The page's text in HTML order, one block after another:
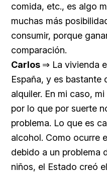
comida, etc., es algo
muchas más
consumir, porque
comparación.
Carlos ⇒ La vivienda
España, y es bastante
alquiler. En mi caso,
por lo que por suerte
problema. Lo que es
alcohol. Como ocurre
debido a un problema
niños, el Estado creó